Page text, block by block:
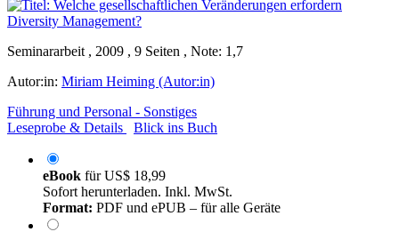
Seminararbeit , 2009 , 9 Seiten , Note: 1,7
Autor:in: Miriam Heiming (Autor:in)
Führung und Personal - Sonstiges
Leseprobe & Details
Blick ins Buch
eBook fürUS$ 18,99
Sofort herunterladen. Inkl. MwSt.
Format: PDF und ePUB – für alle Geräte